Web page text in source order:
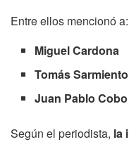
Entre ellos mencionó a:
Miguel Cardona
Tomás Sarmiento
Juan Pablo Cobo
Según el periodista, la